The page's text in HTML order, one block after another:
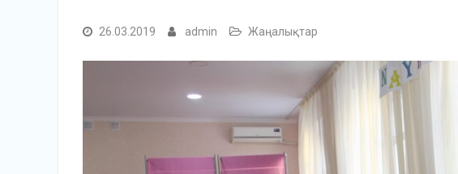
26.03.2019 admin Жаңалықтар